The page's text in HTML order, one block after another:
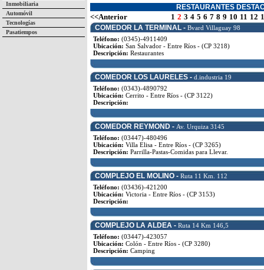
Inmobiliaria
Automóvil
Tecnologías
Pasatiempos
RESTAURANTES
<<Anterior 1 2 3 4 5 6 7 8 9 10 11 12
COMEDOR LA TERMINAL - Bvard Villaguay 98
Teléfono: (0345)-4911409
Ubicación: San Salvador - Entre Ríos - (CP 3218)
Descripción: Restaurantes
COMEDOR LOS LAURELES - d.industria 19
Teléfono: (0343)-4890792
Ubicación: Cerrito - Entre Ríos - (CP 3122)
Descripción:
COMEDOR REYMOND - Av. Urquiza 3145
Teléfono: (03447)-480496
Ubicación: Villa Elisa - Entre Ríos - (CP 3265)
Descripción: Parrilla-Pastas-Comidas para Llevar.
COMPLEJO EL MOLINO - Ruta 11 Km. 112
Teléfono: (03436)-421200
Ubicación: Victoria - Entre Ríos - (CP 3153)
Descripción:
COMPLEJO LA ALDEA - Ruta 14 Km 146,5
Teléfono: (03447)-423057
Ubicación: Colón - Entre Ríos - (CP 3280)
Descripción: Camping